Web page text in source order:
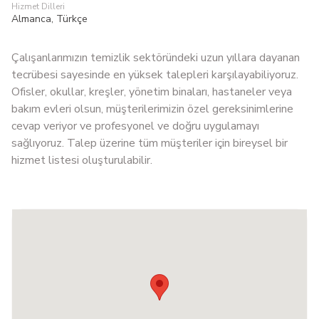
Hizmet Dilleri
Almanca, Türkçe
Çalışanlarımızın temizlik sektöründeki uzun yıllara dayanan
tecrübesi sayesinde en yüksek talepleri karşılayabiliyoruz.
Ofisler, okullar, kreşler, yönetim binaları, hastaneler veya
bakım evleri olsun, müşterilerimizin özel gereksinimlerine
cevap veriyor ve profesyonel ve doğru uygulamayı
sağlıyoruz. Talep üzerine tüm müşteriler için bireysel bir
hizmet listesi oluşturulabilir.